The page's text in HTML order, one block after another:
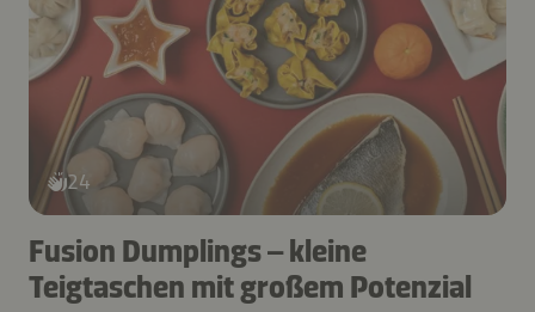
24
Fusion Dumplings – kleine
Teigtaschen mit großem Potenzial